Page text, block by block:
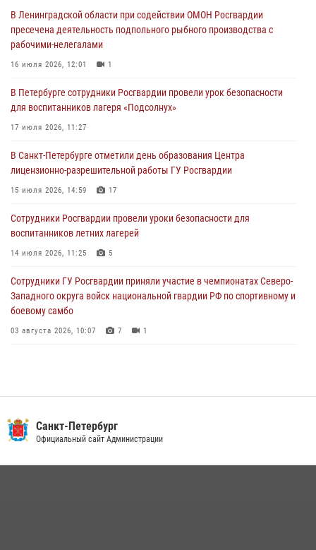
В Центральном районе росгвардейцы оперативно задержали
хулигана, стрелявшего из пускового устройства рядом с жилыми
домами
06 августа 2026, 11:36
Сотрудники и военнослужащие Росгвардии обеспечили
правопорядок при проведении матча "Зенит" - "Балтика"
06 августа 2026, 07:30
В Выборгском районе наряд Росгвардии обнаружил
разыскиваемый преступный автотранспорт
05 августа 2026, 12:25 2
Петербургские росгвардейцы обнаружили объявленный в розыск
автомобиль, ранее использовавшийся при совершении кражи в
Ленобласти
В Ленинградской области при содействии ОМОН Росгвардии
пресечена деятельность подпольного рыбного производства с
рабочими-нелегалами
16 июля 2026, 12:01 1
В Петербурге сотрудники Росгвардии провели урок безопасности
для воспитанников лагеря «Подсолнух»
17 июля 2026, 11:27
В Санкт-Петербурге отметили день образования Центра
лицензионно-разрешительной работы ГУ Росгвардии
15 июля 2026, 14:59 17
Сотрудники Росгвардии провели уроки безопасности для
воспитанников летних лагерей
14 июля 2026, 11:25 5
Сотрудники ГУ Росгвардии приняли участие в чемпионатах Северо-
Западного округа войск национальной гвардии РФ по спортивному и
боевому самбо
03 августа 2026, 10:07 7 1
В Красногвардейском районе росгвардейцы задержали хулигана,
угрожавшего мужчине пневматическим пистолетом
Санкт-Петербург
Официальный сайт Администрации